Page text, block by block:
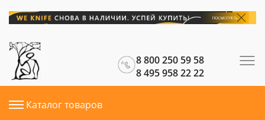
8 800 250 59 58
8 495 958 22 22
Каталог товаров